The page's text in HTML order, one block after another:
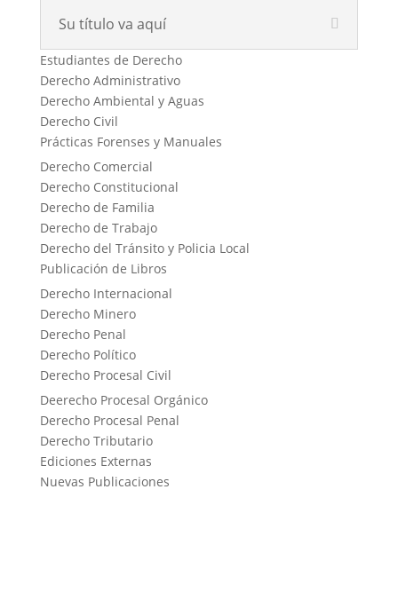
Su título va aquí
Estudiantes de Derecho
Derecho Administrativo
Derecho Ambiental y Aguas
Derecho Civil
Prácticas Forenses y Manuales
Derecho Comercial
Derecho Constitucional
Derecho de Familia
Derecho de Trabajo
Derecho del Tránsito y Policia Local
Publicación de Libros
Derecho Internacional
Derecho Minero
Derecho Penal
Derecho Político
Derecho Procesal Civil
Deerecho Procesal Orgánico
Derecho Procesal Penal
Derecho Tributario
Ediciones Externas
Nuevas Publicaciones